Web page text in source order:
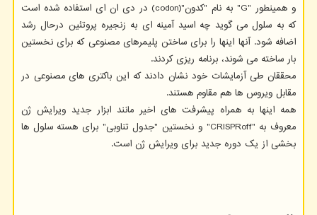
و همینطور "G" به نام "کدون"(codon) در دی ان ای استفاده شده است
که به سلول می گوید چه اسید آمینه ای به زنجیره پروتئین درحال رشد
اضافه شود. آنها اینها را برای ساختن پلیمرهای مصنوعی که برای نخستین
بار ساخته می شوند، برنامه ریزی کردند.
محققان طی آزمایشات خود نشان دادند که این باکتری های مصنوعی در
مقابل ویروس ها هم مقاوم هستند.
همه اینها به همراه پیشرفت های اخیر مانند ابزار جدید ویرایش ژن
معروف به "CRISPRoff" و نخستین "جدول تناوبی" برای هسته سلول ها
بخشی از یک دوره جدید برای ویرایش ژن است.